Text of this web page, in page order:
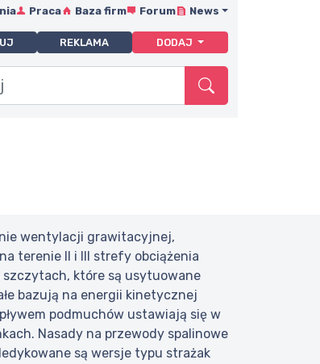
Praca Baza firm Forum News
REKLAMA DODAJ
wentylacji grawitacyjnej,
terenie II i III strefy obciążenia
które są usytuowane
bazują na energii kinetycznej
podmuchów ustawiają się w
Nasady na przewody spalinowe
są wersje typu strażak